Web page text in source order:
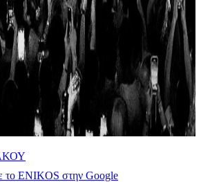
το ENIKOS στην Google